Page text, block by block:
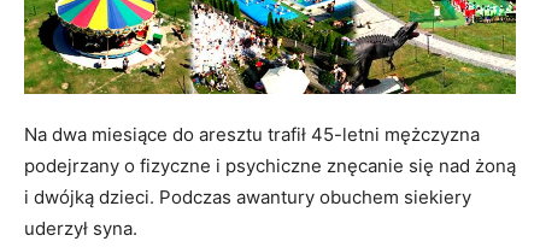
Na dwa miesiące do aresztu trafił 45-letni mężczyzna
podejrzany o fizyczne i psychiczne znęcanie się nad żoną
i dwójką dzieci. Podczas awantury obuchem siekiery
uderzył syna.